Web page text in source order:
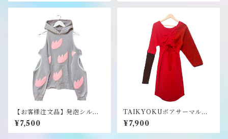
【お客様注文品】発泡シルク
スクリーンプリントWINDO
Wパーカー《パーフェクトプ
ラン》
¥7,500
TAIKYOKUボアサーマルワ
ンピース《パーフェクトプラ
ン》
¥7,900